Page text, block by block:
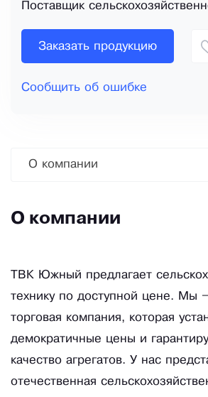
Поставщик
Заказать продукцию
Сообщить об ошибке
О компании
О компании
ТВК Южный предлагает
технику по доступной цене. Мы
торговая компания, которая
демократичные цены и
качество агрегатов. У нас
отечественная